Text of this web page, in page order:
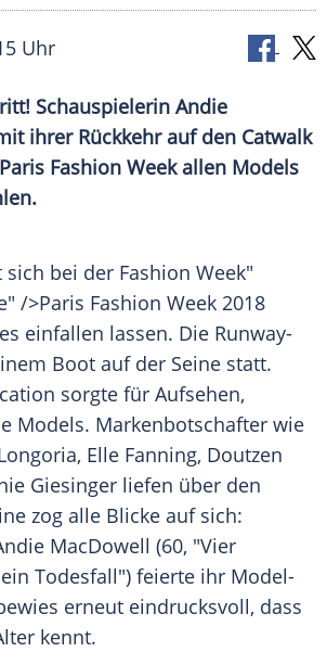
Uhr
Schauspielerin Andie
ihrer Rückkehr auf den Catwalk
Paris Fashion Weekallen Models
sich bei der Fashion Week"
/>Paris Fashion Week 2018
einfallen lassen. Die Runway-
Boot auf der Seine statt.
sorgte für Aufsehen,
Models. Markenbotschafter wie
, Elle Fanning, Doutzen
Giesinger liefen über den
zog alle Blicke auf sich:
MacDowell (60, "Vier
Todesfall") feierte ihr Model-
erneut eindrucksvoll, dass
kennt.